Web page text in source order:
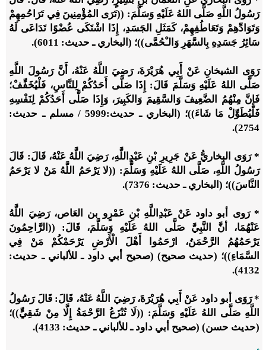
رَسُولُ اللَّهِ صَلَّى اللهُ عَلَيْهِ وَسَلَّمَ: ((تَرَى المُؤْمِنِينَ فِي تَرَاحُمِهِمْ
وَتَوَادِّهِمْ وَتَعَاطُفِهِمْ، كَمَثَلِ الجَسَدِ، إِذَا اشْتَكَى عُضْوًا تَدَاعَى لَهُ
سَائِرُ جَسَدِهِ بِالسَّهَرِ وَالـْحُمَّى))؛ (البخاري ـ حديث: 6011).
رَوَى الشيخانِ عَنْ أَبِي هُرَيْرَةَ، رَضِيَ اللَّهُ عَنْهُ، أَنَّ رَسُولَ اللَّهِ
صَلَّى اللهُ عَلَيْهِ وَسَلَّمَ قَالَ: إِذَا صَلَّى أَحَدُكُمْ لِلنَّاسِ، فَلْيُخَفِّفْ؛
فَإِنَّ مِنْهُمُ الضَّعِيفَ وَالسَّقِيمَ وَالكَبِيرَ، وَإِذَا صَلَّى أَحَدُكُمْ لِنَفْسِهِ
فَلْيُطَوِّلْ مَا شَاءَ))؛ (البخاري ـ حديث:5999 / مسلم ـ حديث:
2754).
* رَوَى البخاريُّ عَنْ جَرِيرِ بْنِ عَبْدِاللَّهِ، رَضِيَ اللَّهُ عَنْهُ، قَالَ: قَالَ
رَسُولُ اللَّهِ، صَلَّى اللهُ عَلَيْهِ وَسَلَّمَ: ((لا يَرْحَمُ اللَّهُ مَنْ لا يَرْحَمُ
النَّاسَ))؛ (البخاري ـ حديث: 7376).
* رَوى أبو داود عَنْ عَبْدِاللَّهِ بْنِ عَمْرٍو بن العَاص، رَضِيَ اللَّهُ
عَنْهُمَا، أنَّ النَّبِيَّ صَلَّى اللهُ عَلَيْهِ وَسَلَّمَ، قَالَ: ((الرَّاحِمُونَ
يَرْحَمُهُمُ الرَّحْمَنُ، ارْحَمُوا أَهْلَ الْأَرْضِ يَرْحَمْكُمْ مَنْ فِي
السَّمَاءِ))؛ (حديث صحيح) (صحيح أبي داود ـ للألباني ـ حديث:
4132).
* رَوَى أبو داود عَنْ أَبِي هُرَيْرَةَ، رَضِيَ اللَّهُ عَنْهُ، قَالَ: قَالَ رَسُولُ
اللَّهِ صَلَّى اللهُ عَلَيْهِ وَسَلَّمَ: ((لَا تُنْزَعُ الرَّحْمَةُ إِلَّا مِنْ شَقِيٍّ))؛
(حديث حسن) (صحيح أبي داود ـ للألباني ـ حديث: 4133).